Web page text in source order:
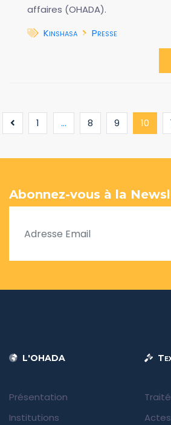
affaires (OHADA).
Kinshasa
Presse
1 ... 8 9 10
Abonnez-vous à la
L'OHADA
Présentation
Institutions